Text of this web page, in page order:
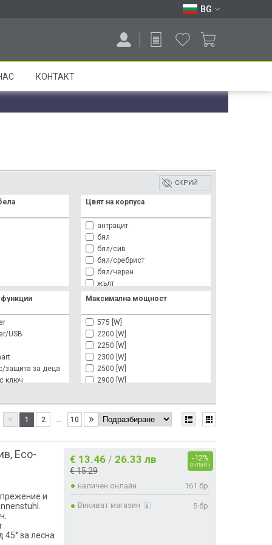
BG
КОНТАКТ
СКРИЙ
Цвят на корпуса
антрацит
бял
бял/сив
бял/сребрист
бял/черен
жълт
кафяв
светлосив
сив
сив/червен
сребрист
тъмносив
черен/син
USB
защита за деца
ключ
деца
деца/с капак
деца/с ключ
защита за деца/с ключ
ключ
за деца
Максимална мощност
575 [W]
2200 [W]
2250 [W]
2300 [W]
2500 [W]
2900 [W]
3600 [W]
3680 [W]
4000 [W]
« 1 2 ... 10 »
Eco-
и
45° за лесна
-12%
онлайн
€ 13.46 / 26.33 лв
€ 15.29
наличен онлайн 161 бр.
Викиват магазин 5 бр.